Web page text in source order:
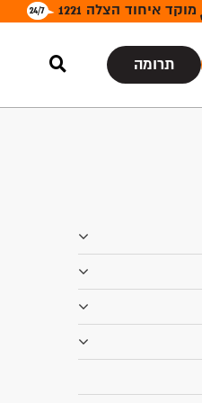
מוקד איחוד הצלה 1221
תרומה